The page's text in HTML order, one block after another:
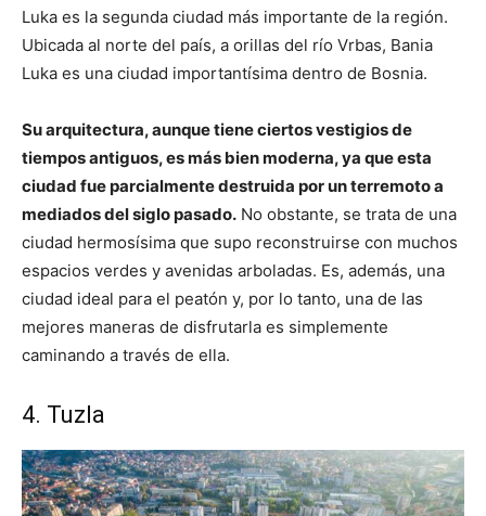
Luka es la segunda ciudad más importante de la región.
Ubicada al norte del país, a orillas del río Vrbas, Bania
Luka es una ciudad importantísima dentro de Bosnia.
Su arquitectura, aunque tiene ciertos vestigios de
tiempos antiguos, es más bien moderna, ya que esta
ciudad fue parcialmente destruida por un terremoto a
mediados del siglo pasado. No obstante, se trata de una
ciudad hermosísima que supo reconstruirse con muchos
espacios verdes y avenidas arboladas. Es, además, una
ciudad ideal para el peatón y, por lo tanto, una de las
mejores maneras de disfrutarla es simplemente
caminando a través de ella.
4. Tuzla